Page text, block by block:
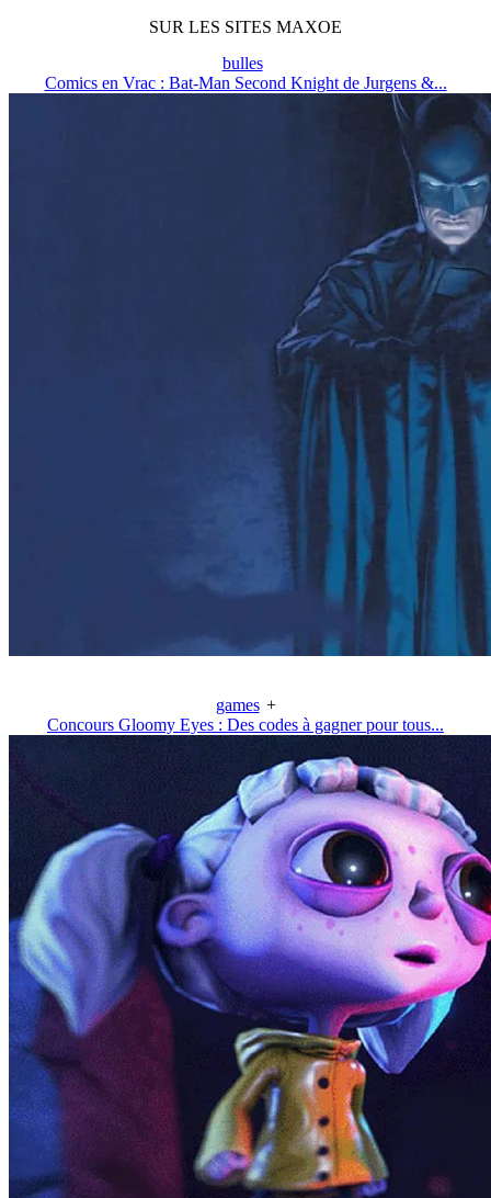
SUR LES SITES MAXOE
bulles
Comics en Vrac : Bat-Man Second Knight de Jurgens &...
games +
Concours Gloomy Eyes : Des codes à gagner pour tous...